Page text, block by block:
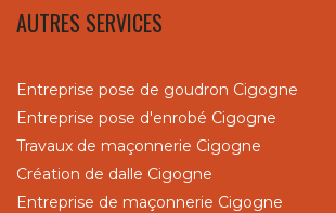
AUTRES SERVICES
Entreprise pose de goudron Cigogne
Entreprise pose d'enrobé Cigogne
Travaux de maçonnerie Cigogne
Création de dalle Cigogne
Entreprise de maçonnerie Cigogne